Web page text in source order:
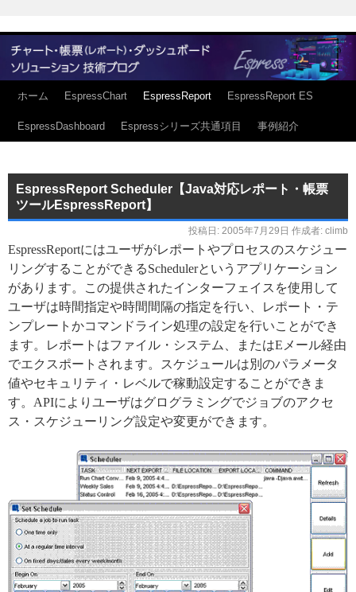
ホーム EspressChart EspressReport EspressReport ES
EspressDashboard Espressシリーズ共通項目 事例紹介
EspressReport Scheduler【Java対応レポート・帳票
ツールEspressReport】
投稿日: 2005年7月29日 作成者: climb
EspressReportにはユーザがレポートやプロセスのスケジュー
リングすることができるSchedulerというアプリケーション
があります。この提供されたインターフェイスを使用して
ユーザは時間指定や時間間隔の指定を行い、レポート・テ
ンプレートかコマンドライン処理の設定を行いことができ
ます。レポートはファイル・システム、またはEメール経由
でエクスポートされます。スケジュールは別のパラメータ
値やセキュリティ・レベルで稼動設定することができま
す。APIによりユーザはグログラミングでジョブのアクセ
ス・スケジューリング設定や変更ができます。